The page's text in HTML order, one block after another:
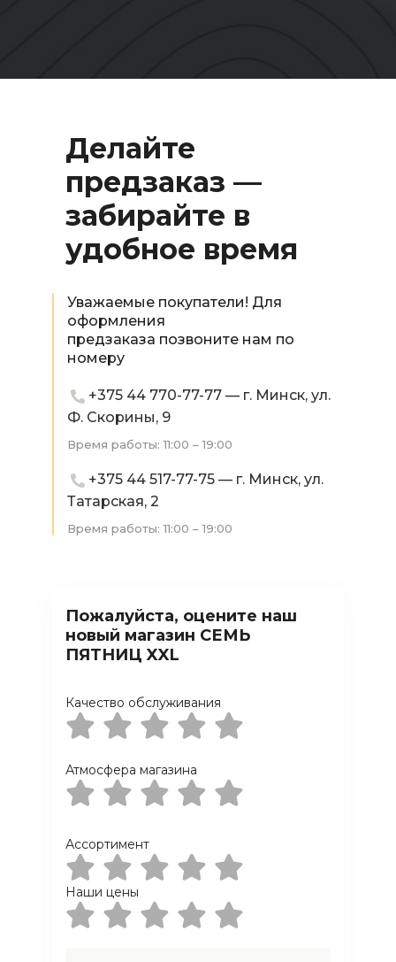
Делайте
предзаказ —
забирайте в
удобное время
Уважаемые покупатели! Для
оформления
предзаказа позвоните нам по
номеру
+375 44 770-77-77 — г. Минск, ул.
Ф. Скорины, 9
Время работы: 11:00 – 19:00
+375 44 517-77-75 — г. Минск, ул.
Татарская, 2
Время работы: 11:00 – 19:00
Пожалуйста, оцените наш
новый магазин СЕМЬ
ПЯТНИЦ XXL
Качество обслуживания
Атмосфера магазина
Ассортимент
Наши цены